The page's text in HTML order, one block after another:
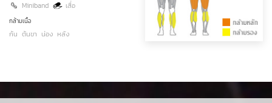
Miniband เสื่อ
กล้ามเนื้อ
ก้น ต้นขา น่อง หลัง